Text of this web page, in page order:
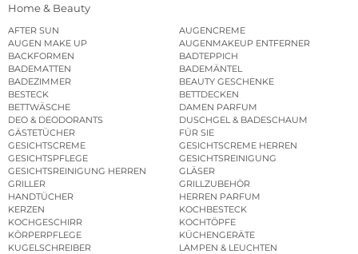
Home & Beauty
AFTER SUN
AUGENCREME
AUGEN MAKE UP
AUGENMAKEUP ENTFERNER
BACKFORMEN
BADTEPPICH
BADEMATTEN
BADEMÄNTEL
BADEZIMMER
BEAUTY GESCHENKE
BESTECK
BETTDECKEN
BETTWÄSCHE
DAMEN PARFUM
DEO & DEODORANTS
DUSCHGEL & BADESCHAUM
GÄSTETÜCHER
FÜR SIE
GESICHTSCREME
GESICHTSCREME HERREN
GESICHTSPFLEGE
GESICHTSREINIGUNG
GESICHTSREINIGUNG HERREN
GLÄSER
GRILLER
GRILLZUBEHÖR
HANDTÜCHER
HERREN PARFUM
KERZEN
KOCHBESTECK
KOCHGESCHIRR
KOCHTÖPFE
KÖRPERPFLEGE
KÜCHENGERÄTE
KUGELSCHREIBER
LAMPEN & LEUCHTEN